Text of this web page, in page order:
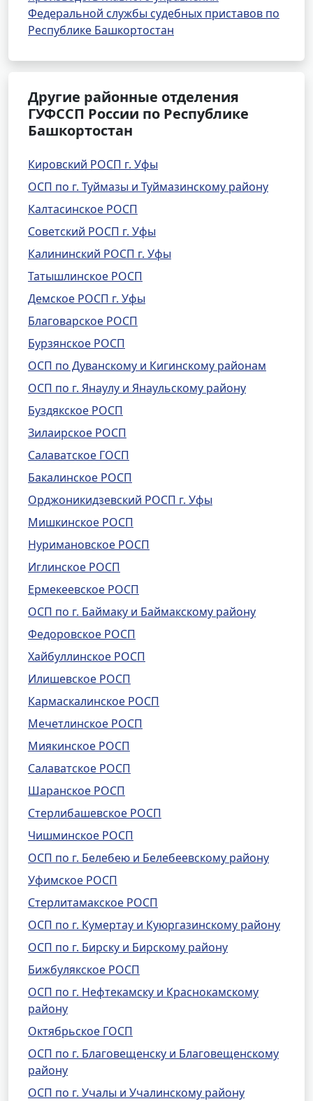
Федеральной службы судебных приставов по
Республике Башкортостан
Другие районные отделения
ГУФССП России по Республике
Башкортостан
Кировский РОСП г. Уфы
ОСП по г. Туймазы и Туймазинскому району
Калтасинское РОСП
Советский РОСП г. Уфы
Калининский РОСП г. Уфы
Татышлинское РОСП
Демское РОСП г. Уфы
Благоварское РОСП
Бурзянское РОСП
ОСП по Дуванскому и Кигинскому районам
ОСП по г. Янаулу и Янаульскому району
Буздякское РОСП
Зилаирское РОСП
Салаватское ГОСП
Бакалинское РОСП
Орджоникидзевский РОСП г. Уфы
Мишкинское РОСП
Нуримановское РОСП
Иглинское РОСП
Ермекеевское РОСП
ОСП по г. Баймаку и Баймакскому району
Федоровское РОСП
Хайбуллинское РОСП
Илишевское РОСП
Кармаскалинское РОСП
Мечетлинское РОСП
Миякинское РОСП
Салаватское РОСП
Шаранское РОСП
Стерлибашевское РОСП
Чишминское РОСП
ОСП по г. Белебею и Белебеевскому району
Уфимское РОСП
Стерлитамакское РОСП
ОСП по г. Кумертау и Куюргазинскому району
ОСП по г. Бирску и Бирскому району
Бижбулякское РОСП
ОСП по г. Нефтекамску и Краснокамскому
району
Октябрьское ГОСП
ОСП по г. Благовещенску и Благовещенскому
району
ОСП по г. Учалы и Учалинскому району